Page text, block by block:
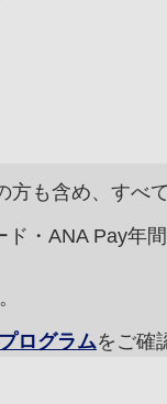
も含め、すべ
・ANA Pay年
ログラムをご確